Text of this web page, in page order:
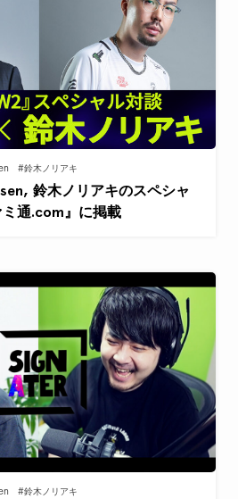
#鈴木ノリアキ
鈴木ノリアキのスペシャ
通.com』に掲載
#鈴木ノリアキ